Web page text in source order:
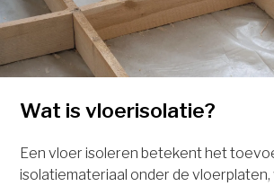
Wat is vloerisolatie?
Een vloer isoleren betekent het
isolatiemateriaal onder de